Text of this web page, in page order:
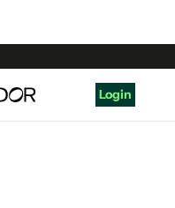
Login